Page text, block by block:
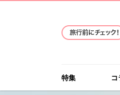
特集 コ